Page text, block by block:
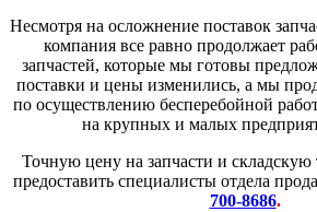
Несмотря на осложнение поставок
компания все равно продолжает
запчастей, которые мы готовы
поставки и цены изменились, а мы
по осуществлению бесперебойной
на крупных и малых
Точную цену на запчасти и
предоставить специалисты отдела
700-8686.